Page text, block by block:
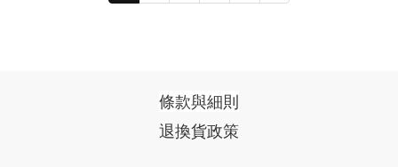
條款與細則
退換貨政策